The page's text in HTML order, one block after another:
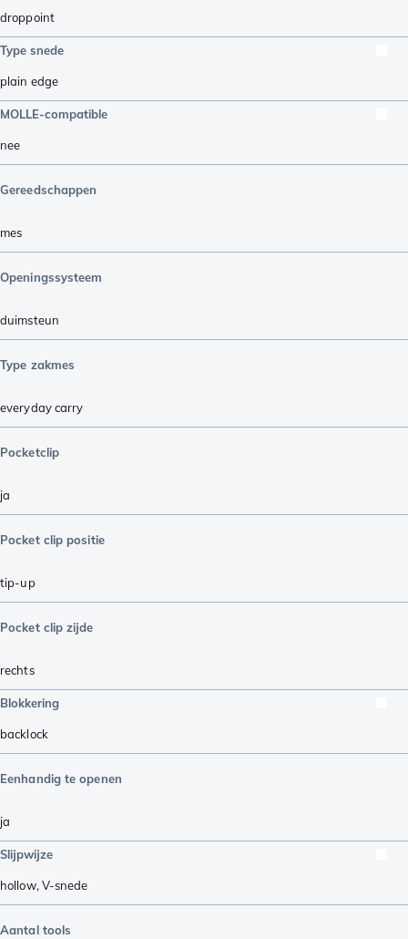
droppoint
Type snede
plain edge
MOLLE-compatible
nee
Gereedschappen
mes
Openingssysteem
duimsteun
Type zakmes
everyday carry
Pocketclip
ja
Pocket clip positie
tip-up
Pocket clip zijde
rechts
Blokkering
backlock
Eenhandig te openen
ja
Slijpwijze
hollow,V-snede
Aantal tools